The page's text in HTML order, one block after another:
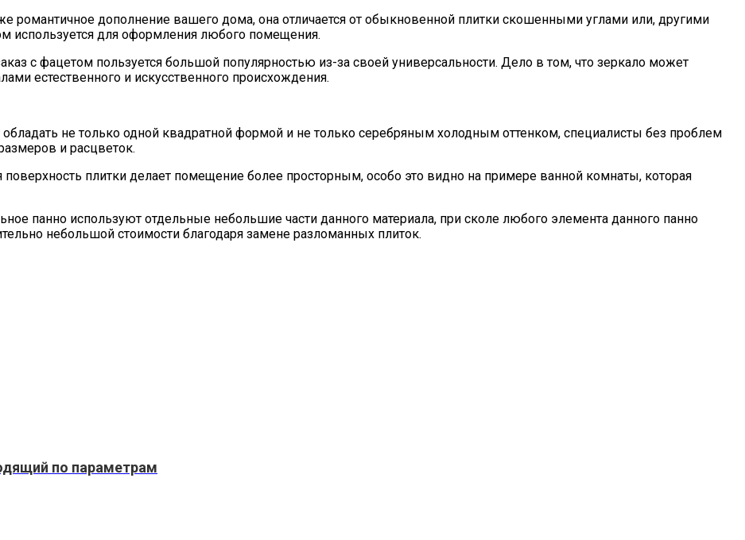
романтичное дополнение вашего дома, она отличается от обыкновенной плитки скошенными углами или, другими
используется для оформления любого помещения.
с фацетом пользуется большой популярностью из-за своей универсальности. Дело в том, что зеркало может
естественного и искусственного происхождения.
не только одной квадратной формой и не только серебряным холодным оттенком, специалисты без проблем
и расцветок.
поверхность плитки делает помещение более просторным, особо это видно на примере ванной комнаты, которая
панно используют отдельные небольшие части данного материала, при сколе любого элемента данного панно
небольшой стоимости благодаря замене разломанных плиток.
по параметрам